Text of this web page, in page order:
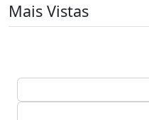
Mais Vistas